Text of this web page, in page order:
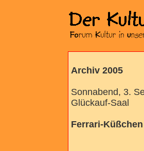
Archiv 2005
Sonnabend, 3.
Glückauf-Saal
Ferrari-Küßchen